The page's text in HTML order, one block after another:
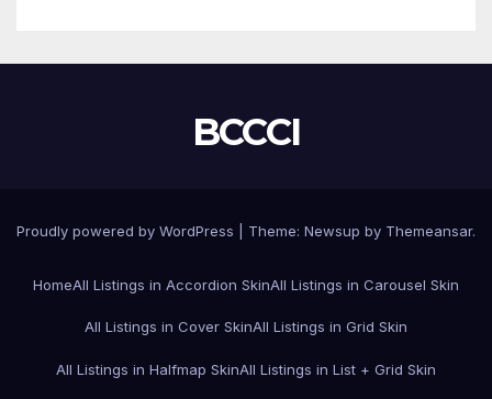
BCCCI
Proudly powered by WordPress Theme: Newsup by Themeansar.
HomeAll Listings in Accordion SkinAll Listings in Carousel Skin
All Listings in Cover SkinAll Listings in Grid Skin
All Listings in Halfmap SkinAll Listings in List + Grid Skin